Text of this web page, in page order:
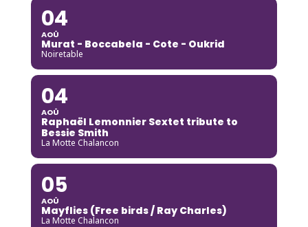
04
AOÛ
Murat - Boccabela - Cote - Oukrid
Noiretable
04
AOÛ
Raphaël Lemonnier Sextet tribute to
Bessie Smith
La Motte Chalancon
05
AOÛ
Mayflies (Free birds / Ray Charles)
La Motte Chalancon